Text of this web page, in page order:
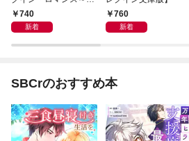
説の名作選～【ハーレ
クイン・ロマンス版】
740
新着
760
新着
SBCrのおすすめ本